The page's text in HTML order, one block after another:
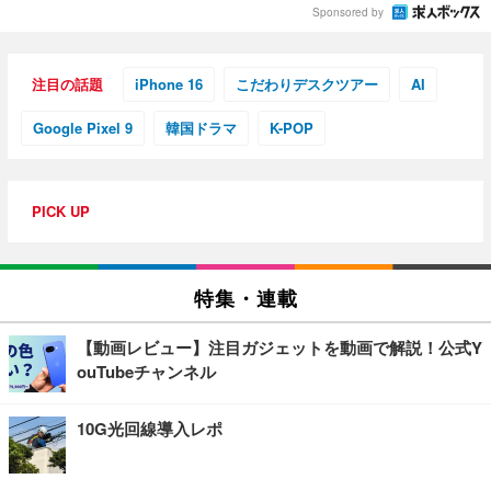
Sponsored by
注目の話題 iPhone 16 こだわりデスクツアー AI
Google Pixel 9 韓国ドラマ K-POP
PICK UP
特集・連載
【動画レビュー】注目ガジェットを動画で解説！公式Y
ouTubeチャンネル
10G光回線導入レポ